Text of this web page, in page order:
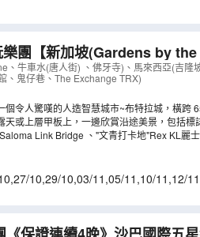
團【新加坡(Gardens by
界文化遺產」馬六甲古城、
牛車水(唐人街) 、佛牙寺)、馬來西亞(吉隆
、鬼仔巷、The Exchange TRX)
令人驚嘆的人造智慧城市~布特拉城，橫跨
或上層甲板上，一邊欣賞沿途美景，包括標
Link Bridge 、"文青打卡地"Rex KL麗
,27/10,29/10,03/11 ,05/11 ,10/11 ,12/11